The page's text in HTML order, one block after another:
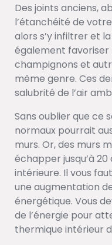
Des joints anciens,
l’étanchéité de
alors s’y infiltrer et
également
champignons et
même genre. Ces
salubrité de l’air
Sans oublier que ce
normaux pourrait
murs. Or, des murs
échapper jusqu’à 20
intérieure. Il vous
une augmentation
énergétique. Vous
de l’énergie pour
thermique intérieur